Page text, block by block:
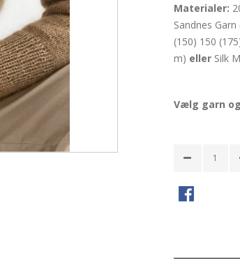
Materialer:
Sandnes
(150) 150
m) eller Silk
Vælg garn